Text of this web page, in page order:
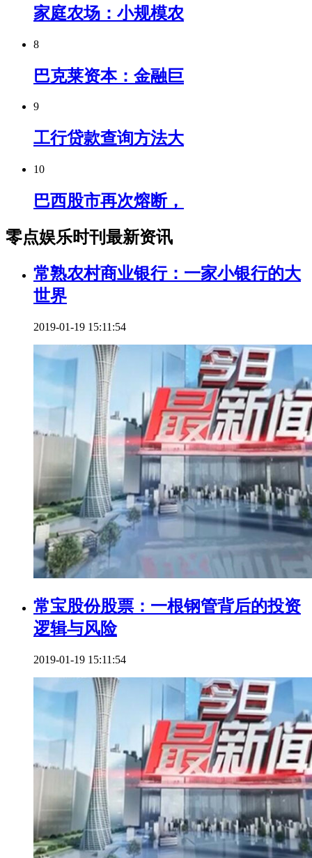
家庭农场：小规模农
8
巴克莱资本：金融巨
9
工行贷款查询方法大
10
巴西股市再次熔断，
零点娱乐时刊最新资讯
常熟农村商业银行：一家小银行的大
世界
2019-01-19 15:11:54
常宝股份股票：一根钢管背后的投资
逻辑与风险
2019-01-19 15:11:54